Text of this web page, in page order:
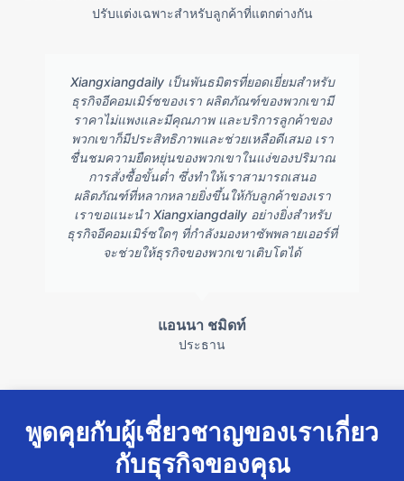
ปรับแต่งเฉพาะสำหรับลูกค้าที่แตกต่างกัน
Xiangxiangdaily เป็นพันธมิตรที่ยอดเยี่ยมสำหรับ
ธุรกิจอีคอมเมิร์ซของเรา ผลิตภัณฑ์ของพวกเขามี
ราคาไม่แพงและมีคุณภาพ และบริการลูกค้าของ
พวกเขาก็มีประสิทธิภาพและช่วยเหลือดีเสมอ เรา
ชื่นชมความยืดหยุ่นของพวกเขาในแง่ของปริมาณ
การสั่งซื้อขั้นต่ำ ซึ่งทำให้เราสามารถเสนอ
ผลิตภัณฑ์ที่หลากหลายยิ่งขึ้นให้กับลูกค้าของเรา
เราขอแนะนำ Xiangxiangdaily อย่างยิ่งสำหรับ
ธุรกิจอีคอมเมิร์ซใดๆ ที่กำลังมองหาซัพพลายเออร์ที่
จะช่วยให้ธุรกิจของพวกเขาเติบโตได้
แอนนา ชมิดท์
ประธาน
พูดคุยกับผู้เชี่ยวชาญของเราเกี่ยว
กับธุรกิจของคุณ